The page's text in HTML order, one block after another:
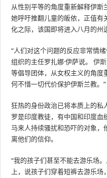
从性别平等的角度重新解释伊斯
她呼吁推翻儿童的皈依，正值有
化之际，该国即将进入八月的州
“人们对这个问题的反应非常情
组织的主任罗扎娜·伊萨说。伊
等倡导团体，从女权主义的角度
何不惜一切代价保护伊斯兰教。”
狂热的身份政治已将本质上的私
罗是印度教徒，有中国和印度血
马来人持续骚扰和恐吓的对象，
离他们的信仰。
“我的孩子们甚至不能去游乐场
上，说孩子们穿着短裤去游乐场